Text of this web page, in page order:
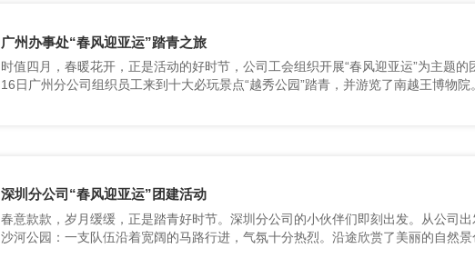
广州办事处“春风迎亚运”踏青之旅
16日广州分公司组织员工来到十大必玩景点“越秀公园”踏青，并游览了南越王博物院
深圳分公司“春风迎亚运”团建活动